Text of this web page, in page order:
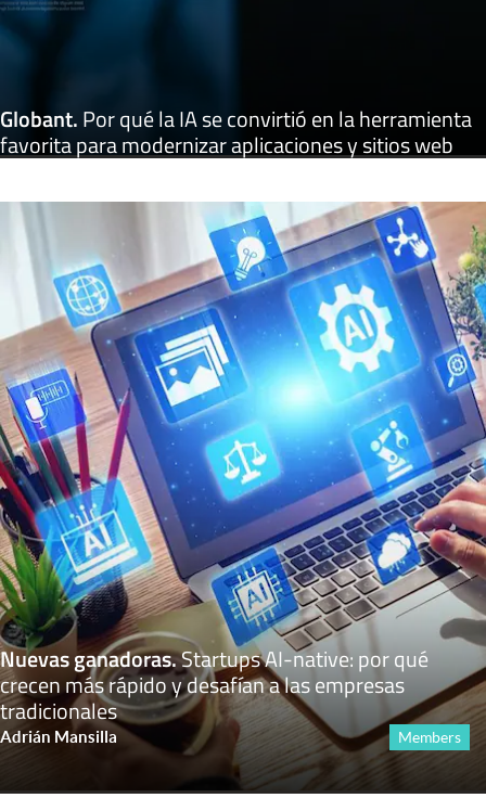
Globant.Por qué la IA se convirtió en la herramienta
favorita para modernizar aplicaciones y sitios web
Nuevas ganadoras.Startups AI-native: por qué
crecen más rápido y desafían a las empresas
tradicionales
Adrián Mansilla Members